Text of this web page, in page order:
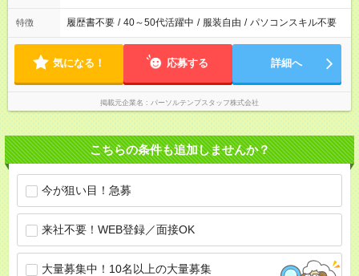
特徴 履歴書不要 / 40～50代活躍中 / 服装自由 / パソコンスキル不要
気になる！ 応募する 詳細へ
掲載元企業名 パーソルテンプスタッフ株式会社
こちらの条件も追加しませんか？
今が狙い目！急募
来社不要！WEB登録／面接OK
大量募集中！10名以上の大量募集